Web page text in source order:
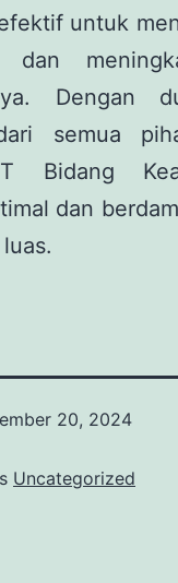
untuk
dan
Dengan
semua
Bidang
dan
20, 2024
Uncategorized